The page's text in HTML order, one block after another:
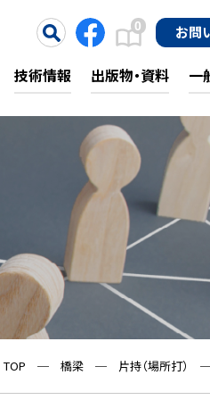
技術情報 出版物・資料 一
0 お問
TOP ─ 橋梁 ─ 片持（場所打）